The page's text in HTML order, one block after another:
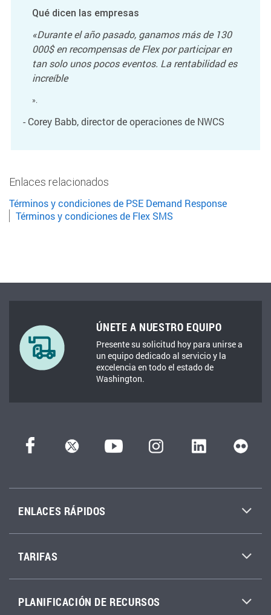
Qué dicen las empresas
«Durante el año pasado, ganamos más de 130
000$ en recompensas de Flex por participar en
tan solo unos pocos eventos. La rentabilidad es
increíble
».
- Corey Babb, director de operaciones de NWCS
Enlaces relacionados
Términos y condiciones de PSE Demand Response
Términos y condiciones de Flex SMS
ÚNETE A NUESTRO EQUIPO
Presente su solicitud hoy para unirse a
un equipo dedicado al servicio y la
excelencia en todo el estado de
Washington.
ENLACES RÁPIDOS
TARIFAS
PLANIFICACIÓN DE RECURSOS